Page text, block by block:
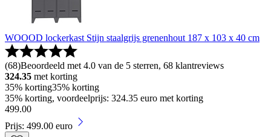
WOOOD lockerkast Stijn staalgrijs grenenhout 187 x 103 x 40 cm
(68)Beoordeeld met 4.0 van de 5 sterren, 68 klantreviews
324.35 met korting
35% korting35% korting
35% korting, voordeelprijs: 324.35 euro met korting
499.00
Prijs: 499.00 euro